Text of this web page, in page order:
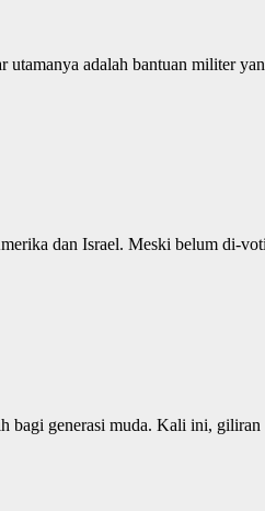
adalah bantuan militer
dan Israel. Meski belum di-
generasi muda. Kali ini,